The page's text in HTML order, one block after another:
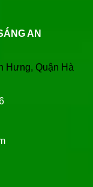
AN
Hưng, Quận Hà